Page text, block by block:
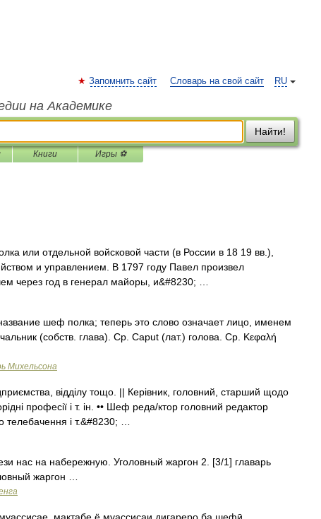
RU
Запомнить сайт Словарь на свой сайт
на Академике
Найти!
Книги Игры ⚽
или отдельной войсковой части (в России в 18 19 вв.),
и управлением. В 1797 году Павел произвел
через год в генерал майоры, и&#8230; …
шеф полка; теперь это слово означает лицо, именем
(собств. глава). Ср. Caput (лат.) голова. Ср. Κεφαλή
Михельсона
відділу тощо. || Керівник, головний, старший щодо
професії і т. ін. •• Шеф реда/ктор головний редактор
телебачення і т.&#8230; …
нас на набережную. Уголовный жаргон 2. [3/1] главарь
жаргон …